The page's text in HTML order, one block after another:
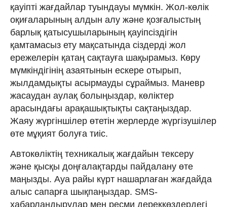
қауіпті жағдайлар туындауы мүмкін. Жол-көлік
оқиғаларының алдын алу және қозғалыстың
барлық қатысушыларының қауіпсіздігін
қамтамасыз ету мақсатында сіздерді жол
ережелерін қатаң сақтауға шақырамыз. Көру
мүмкіндігінің азаятынын ескере отырып,
жылдамдықты асырмауды сұраймыз. Маневр
жасаудан аулақ болыңыздар, көліктер
арасындағы арақашықтықты сақтаңыздар.
Жаяу жүргіншілер өтетін жерлерде жүргізушілер
өте мұқият болуға тиіс.
Автокөліктің техникалық жағдайын тексеру
және қысқы доңғалақтарды пайдалану өте
маңызды. Ауа райы күрт нашарлаған жағдайда
алыс сапарға шықпаңыздар. SMS-
хабарландырулар мен ресми дереккөздердегі